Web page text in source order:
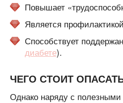
Повышает
Является
Способствует
диабете).
ЧЕГО СТОИТ
Однако наряду с